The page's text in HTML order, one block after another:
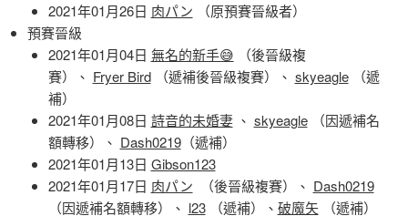
2021年01月26日 肉パン （原預賽晉級者）
預賽晉級
2021年01月04日 無名的新手😅 （後晉級複
賽）、 Fryer Bird（遞補後晉級複賽）、 skyeagle（遞
補）
2021年01月08日 詩音的未婚妻、 skyeagle（因遞補名
額轉移）、 Dash0219（遞補）
2021年01月13日 Gibson123
2021年01月17日 肉パン （後晉級複賽）、 Dash0219
（因遞補名額轉移）、 l23（遞補）、 破魔矢（遞補）